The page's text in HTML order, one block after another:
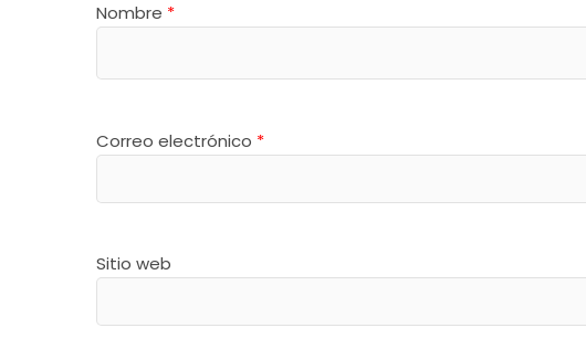
Nombre *
Correo electrónico *
Sitio web